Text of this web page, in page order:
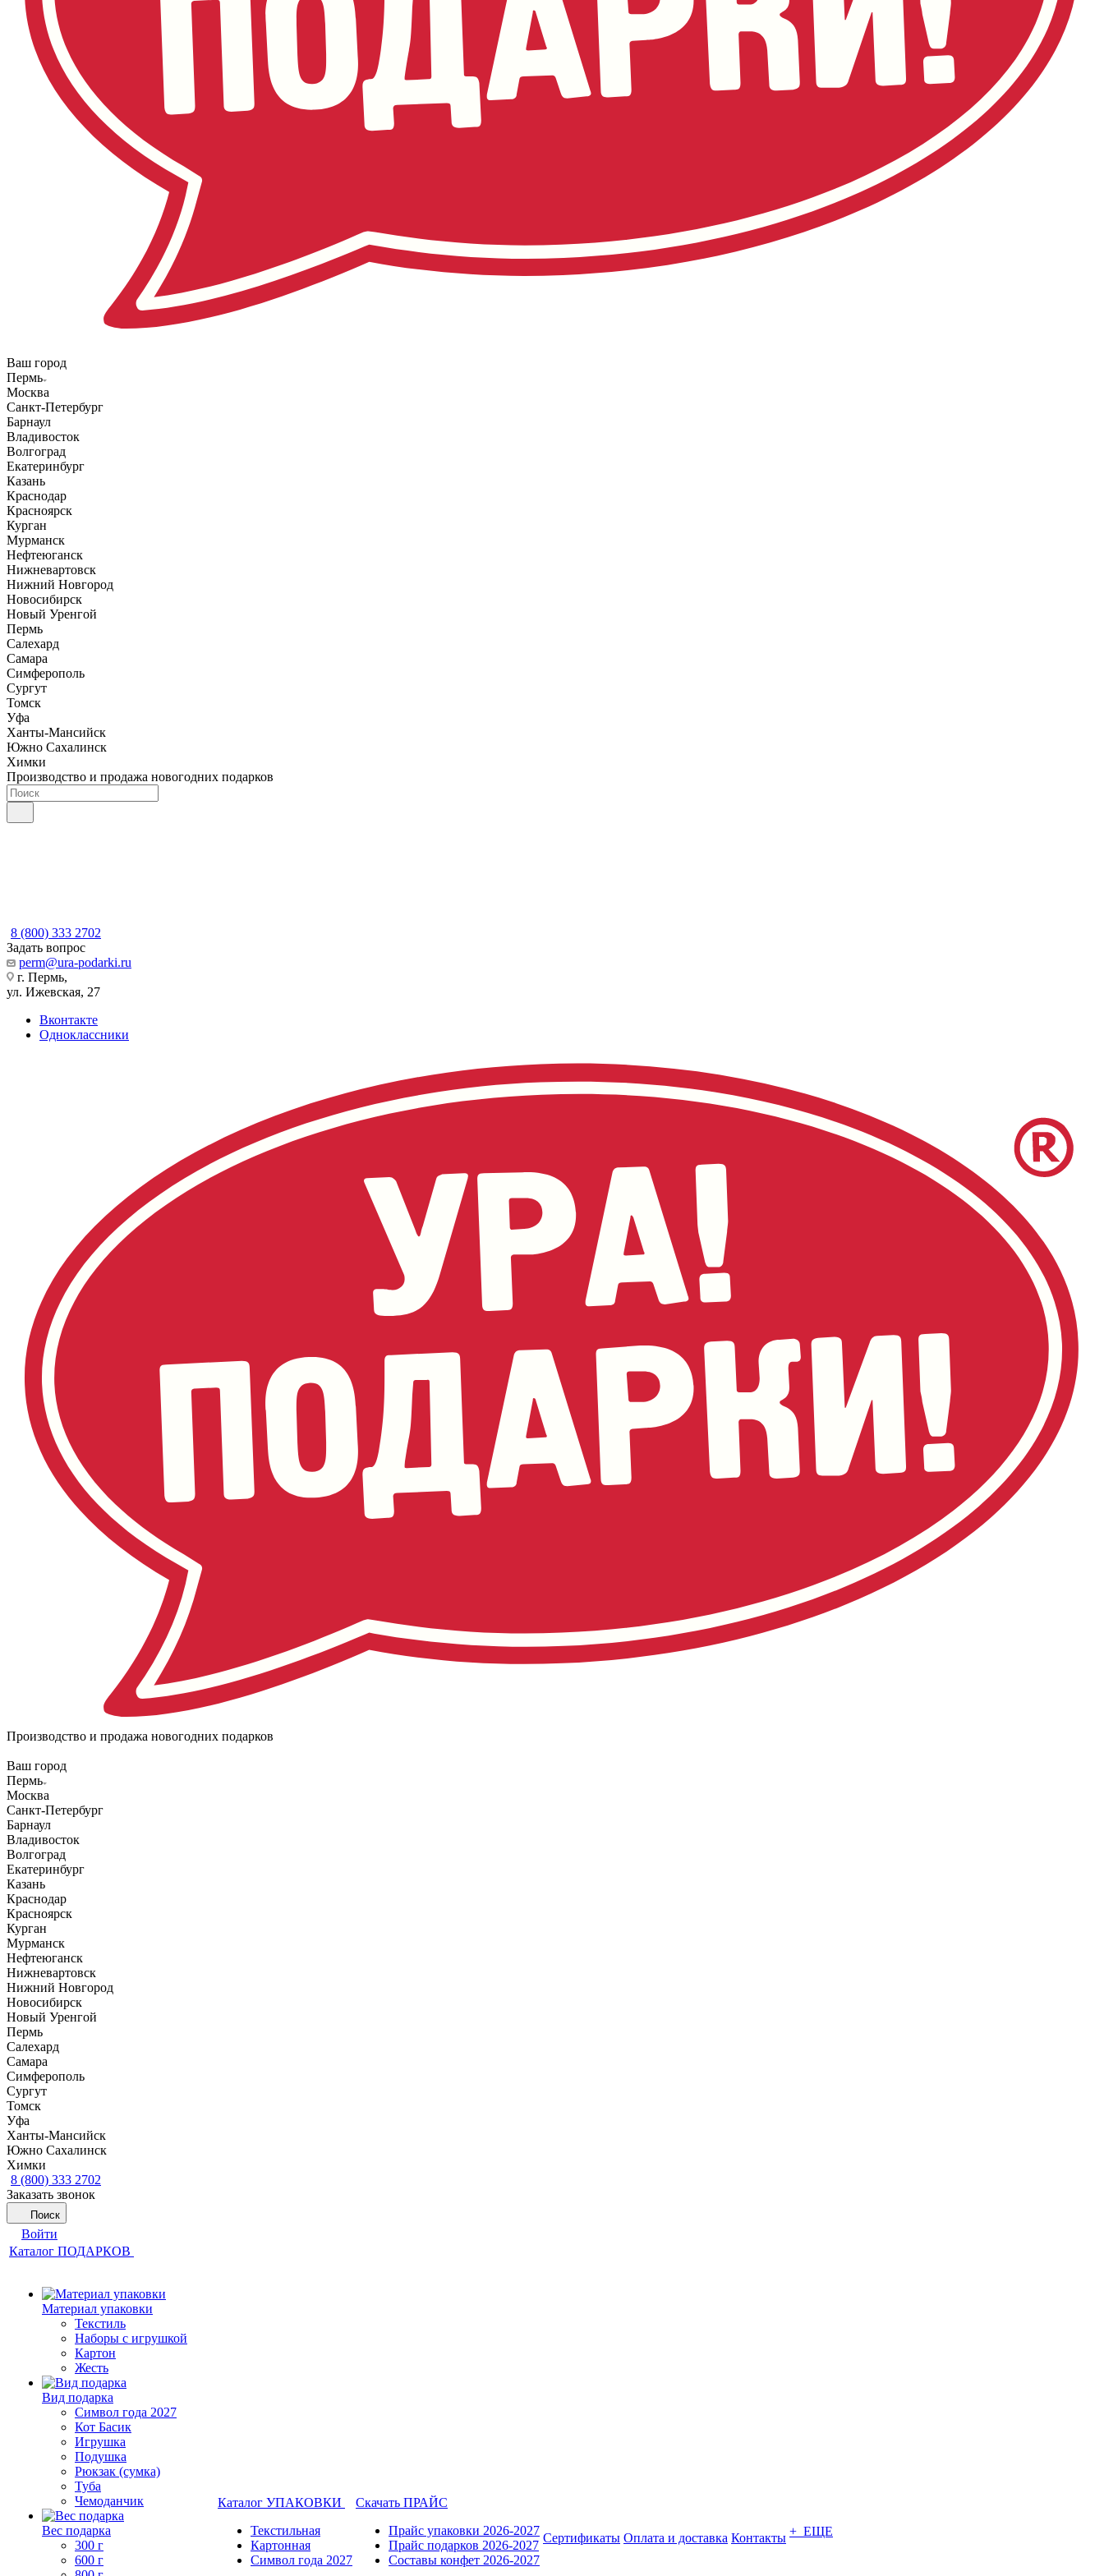
Ваш город
Пермь
Москва
Санкт-Петербург
Барнаул
Владивосток
Волгоград
Екатеринбург
Казань
Краснодар
Красноярск
Курган
Мурманск
Нефтеюганск
Нижневартовск
Нижний Новгород
Новосибирск
Новый Уренгой
Пермь
Салехард
Самара
Симферополь
Сургут
Томск
Уфа
Ханты-Мансийск
Южно Сахалинск
Химки
Производство и продажа новогодних подарков
8 (800) 333 2702
Задать вопрос
perm@ura-podarki.ru
г. Пермь,
ул. Ижевская, 27
Вконтакте
Одноклассники
Производство и продажа новогодних подарков
Ваш город
Пермь
Москва
Санкт-Петербург
Барнаул
Владивосток
Волгоград
Екатеринбург
Казань
Краснодар
Красноярск
Курган
Мурманск
Нефтеюганск
Нижневартовск
Нижний Новгород
Новосибирск
Новый Уренгой
Пермь
Салехард
Самара
Симферополь
Сургут
Томск
Уфа
Ханты-Мансийск
Южно Сахалинск
Химки
8 (800) 333 2702
Заказать звонок
Поиск
Войти
Каталог ПОДАРКОВ
Материал упаковки
Текстиль
Наборы с игрушкой
Картон
Жесть
Вид подарка
Символ года 2027
Кот Басик
Игрушка
Подушка
Рюкзак (сумка)
Туба
Чемоданчик
Вес подарка
300 г
600 г
Каталог УПАКОВКИ
Текстильная
Картонная
Символ года 2027
Скачать ПРАЙС
Прайс упаковки 2026-2027
Прайс подарков 2026-2027
Составы конфет 2026-2027
Сертификаты Оплата и доставка Контакты + ЕЩЕ